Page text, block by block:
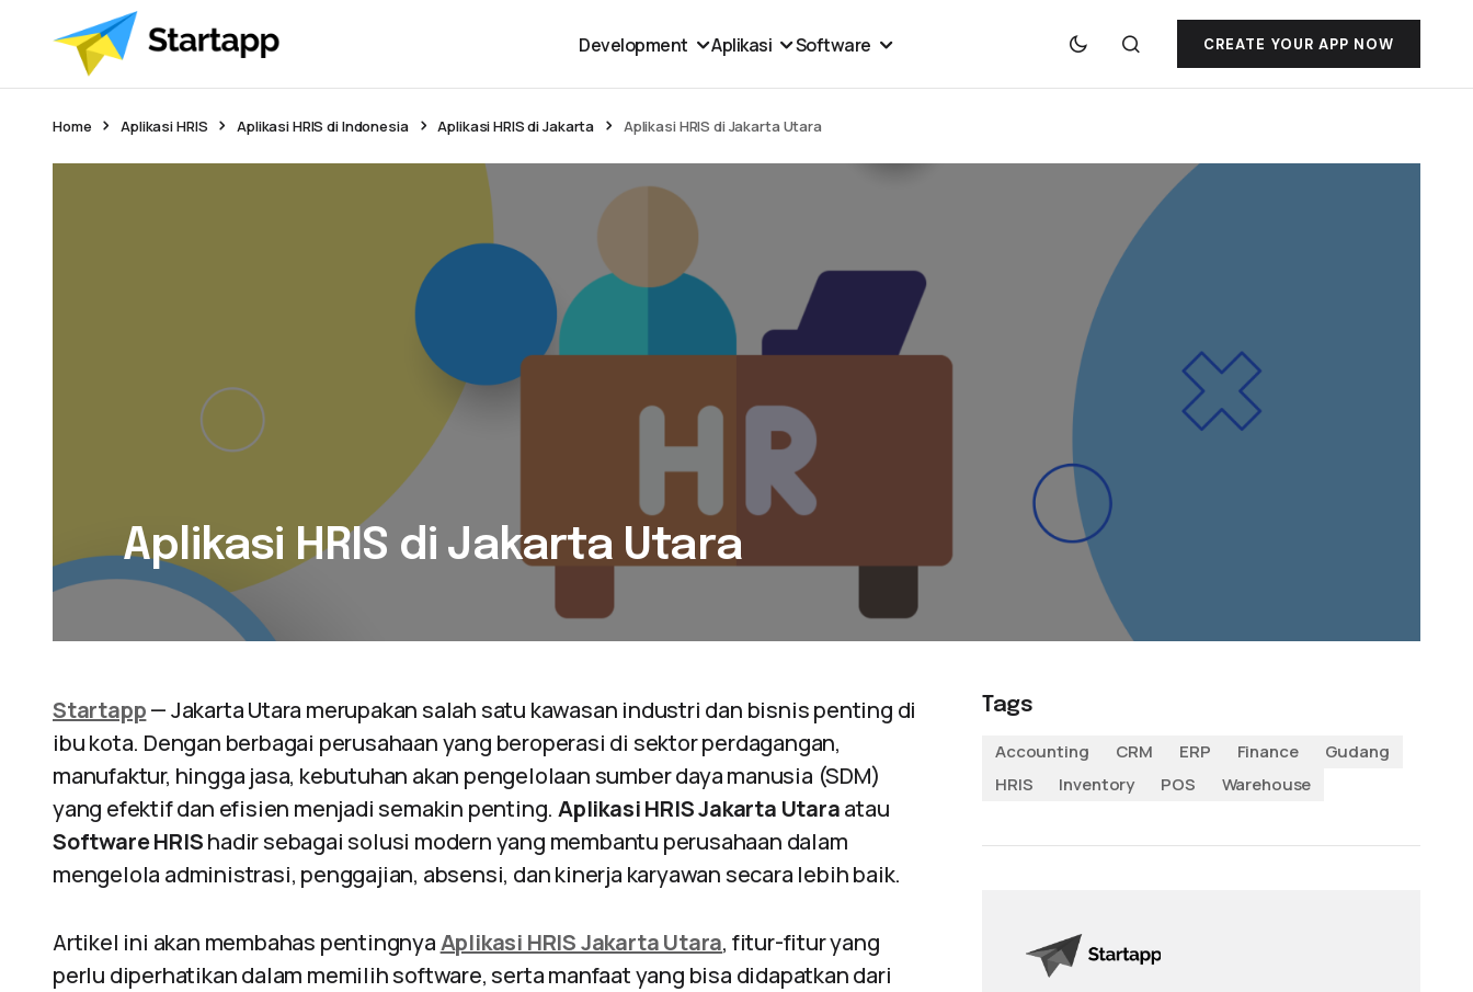
Development Aplikasi Software CREATE YOUR APP NOW
Home Aplikasi HRIS Aplikasi HRIS di Indonesia Aplikasi HRIS di Jakarta Aplikasi HRIS di Jakarta Utara
Aplikasi HRIS di Jakarta Utara
Startapp— Jakarta Utara merupakan salah satu kawasan industri dan bisnis penting di
ibu kota. Dengan berbagai perusahaan yang beroperasi di sektor perdagangan,
manufaktur, hingga jasa, kebutuhan akan pengelolaan sumber daya manusia (SDM)
yang efektif dan efisien menjadi semakin penting. Aplikasi HRIS Jakarta Utaraatau
Software HRIShadir sebagai solusi modern yang membantu perusahaan dalam
mengelola administrasi, penggajian, absensi, dan kinerja karyawan secara lebih baik.
Artikel ini akan membahas pentingnyaAplikasi HRIS Jakarta Utara, fitur-fitur yang
perlu diperhatikan dalam memilih software, serta manfaat yang bisa didapatkan dari
Tags
Accounting
CRM ERP Finance
Gudang
HRIS
Inventory POS Warehouse